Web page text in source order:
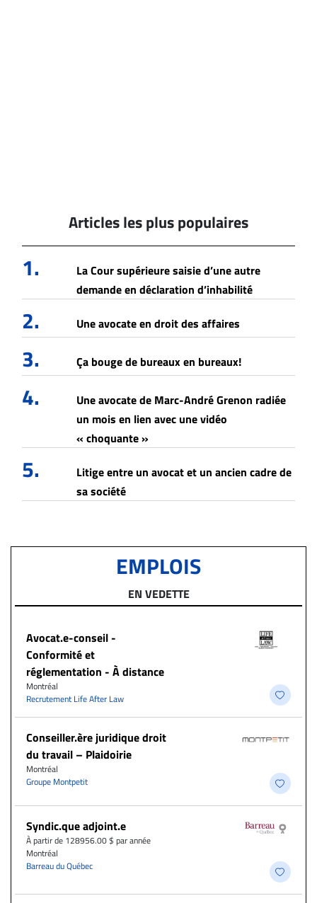
Articles les plus populaires
1.
La Cour supérieure saisie d’une autre
demande en déclaration d’inhabilité
2. Une avocate en droit des affaires
3. Ça bouge de bureaux en bureaux!
4.
Une avocate de Marc-André Grenon radiée
un mois en lien avec une vidéo
« choquante »
5.
Litige entre un avocat et un ancien cadre de
sa société
EMPLOIS
EN VEDETTE
​Avocat.e-conseil -
Conformité et
réglementation - À distance
Montréal
Recrutement Life After Law
Conseiller.ère juridique droit
du travail – Plaidoirie
Montréal
Groupe Montpetit
Syndic.que adjoint.e
À partir de 128956.00 $ par année
Montréal
Barreau du Québec